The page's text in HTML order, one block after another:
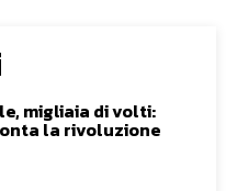
migliaia di volti:
la rivoluzione